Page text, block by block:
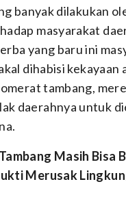
banyak dilakukan
masyarakat
yang baru ini
dihabisi kekayaan
tambang,
daerahnya untuk
Masih Bisa
Merusak